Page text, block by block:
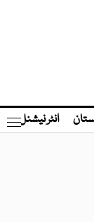
انٹر نیشنل